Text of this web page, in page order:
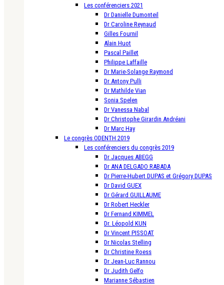
Les conférenciers 2021
Dr Danielle Dumonteil
Dr Caroline Reynaud
Gilles Fournil
Alain Huot
Pascal Paillet
Philippe Laffaille
Dr Marie-Solange Raymond
Dr Antony Pulli
Dr Mathilde Vian
Sonia Spelen
Dr Vanessa Nabal
Dr Christophe Girardin Andréani
Dr Marc Hay
Le congrès ODENTH 2019
Les conférenciers du congrès 2019
Dr Jacques ABEGG
Dr ANA DELGADO RABADA
Dr Pierre-Hubert DUPAS et Grégory DUPAS
Dr David GUEX
Dr Gérard GUILLAUME
Dr Robert Heckler
Dr Fernand KIMMEL
Dr. Léopold KUN
Dr Vincent PISSOAT
Dr Nicolas Stelling
Dr Christine Roess
Dr Jean-Luc Rannou
Dr Judith Gelfo
Marianne Sébastien